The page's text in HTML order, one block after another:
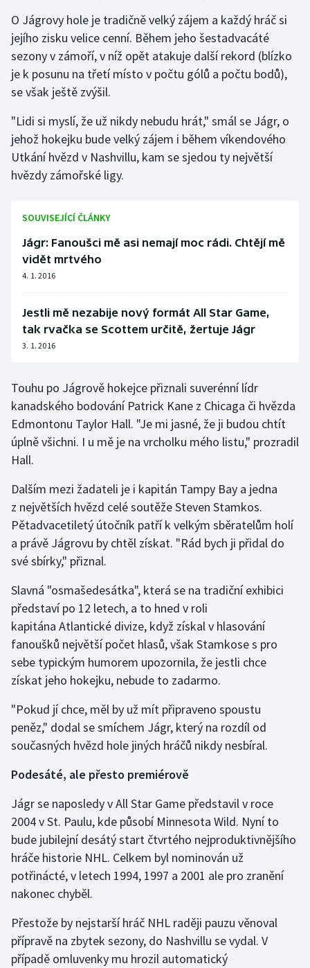
Jezdectví
Judo
Krasobruslení
Lyže a snowboard
Moderní pětiboj
Motorsport
Olympijské hry
Parasport
Plavání
Plážový volejbal
Rychlobruslení
Rychlostní kanoistika
Sportovní střelba
Stolní tenis
Veslování
Vodní slalom
Volejbal
Ostatní
O Jágrovy hole je tradičně velký zájem a každý hráč si
jejího zisku velice cenní. Během jeho šestadvacáté
sezony v zámoří, v níž opět atakuje další rekord (blízko
je k posunu na třetí místo v počtu gólů a počtu bodů),
se však ještě zvýšil.
"Lidi si myslí, že už nikdy nebudu hrát," smál se Jágr, o
jehož hokejku bude velký zájem i během víkendového
Utkání hvězd v Nashvillu, kam se sjedou ty největší
hvězdy zámořské ligy.
SOUVISEJÍCÍ ČLÁNKY
Jágr: Fanoušci mě asi nemají moc rádi. Chtějí mě
vidět mrtvého
4. 1. 2016
Jestli mě nezabije nový formát All Star Game,
tak rvačka se Scottem určitě, žertuje Jágr
3. 1. 2016
Touhu po Jágrově hokejce přiznali suverénní lídr
kanadského bodování Patrick Kane z Chicaga či hvězda
Edmontonu Taylor Hall. "Je mi jasné, že ji budou chtít
úplně všichni. I u mě je na vrcholku mého listu," prozradil
Hall.
Dalším mezi žadateli je i kapitán Tampy Bay a jedna
z největších hvězd celé soutěže Steven Stamkos.
Pětadvacetiletý útočník patří k velkým sběratelům holí
a právě Jágrovu by chtěl získat. "Rád bych ji přidal do
své sbírky," přiznal.
Slavná "osmašedesátka", která se na tradiční exhibici
představí po 12 letech, a to hned v roli
kapitána Atlantické divize, když získal v hlasování
fanoušků největší počet hlasů, však Stamkose s pro
sebe typickým humorem upozornila, že jestli chce
získat jeho hokejku, nebude to zadarmo.
"Pokud jí chce, měl by už mít připraveno spoustu
peněz," dodal se smíchem Jágr, který na rozdíl od
současných hvězd hole jiných hráčů nikdy nesbíral.
Podesáté, ale přesto premiérově
Jágr se naposledy v All Star Game představil v roce
2004 v St. Paulu, kde působí Minnesota Wild. Nyní to
bude jubilejní desátý start čtvrtého nejproduktivnějšího
hráče historie NHL. Celkem byl nominován už
potřinácté, v letech 1994, 1997 a 2001 ale pro zranění
nakonec chyběl.
Přestože by nejstarší hráč NHL raději pauzu věnoval
přípravě na zbytek sezony, do Nashvillu se vydal. V
případě omluvenky mu hrozil automatický